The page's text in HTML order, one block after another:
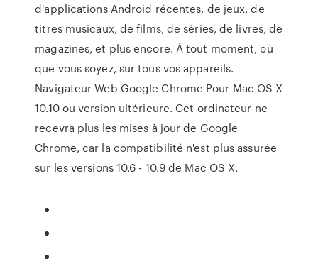
d'applications Android récentes, de jeux, de
titres musicaux, de films, de séries, de livres, de
magazines, et plus encore. À tout moment, où
que vous soyez, sur tous vos appareils.
Navigateur Web Google Chrome Pour Mac OS X
10.10 ou version ultérieure. Cet ordinateur ne
recevra plus les mises à jour de Google
Chrome, car la compatibilité n'est plus assurée
sur les versions 10.6 - 10.9 de Mac OS X.